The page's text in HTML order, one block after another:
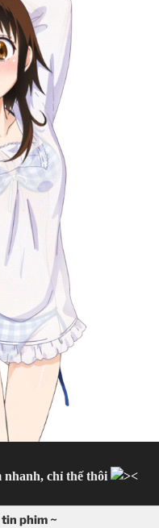
nhanh, chỉ thế thôi
phim ~